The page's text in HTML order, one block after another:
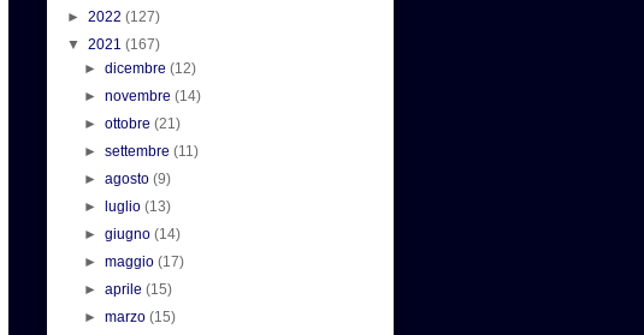
► 2022 (127)
▼ 2021 (167)
►dicembre(12)
►novembre(14)
►ottobre(21)
►settembre(11)
►agosto(9)
►
luglio(13)
►giugno(14)
►maggio(17)
►aprile(15)
►marzo(15)